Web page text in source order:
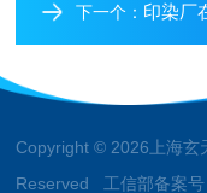
下一个： 印染厂
Copyright © 2026上海玄
Reserved 工信部备案